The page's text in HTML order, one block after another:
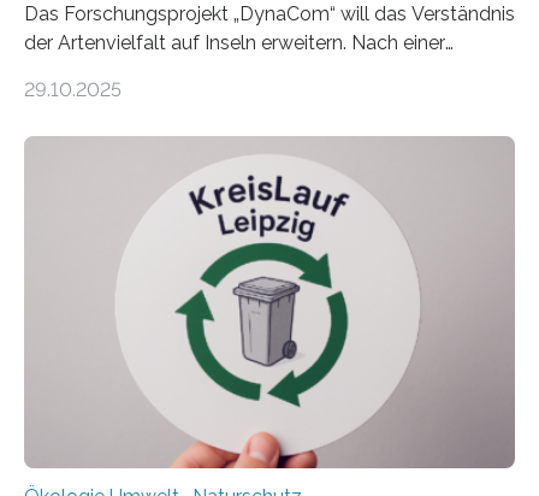
Das Forschungsprojekt „DynaCom“ will das Verständnis
der Artenvielfalt auf Inseln erweitern. Nach einer
Beobachtungen im Wattenmeer ist nun eine große
Oldenburg befassen sich insbesondere damit, wie ein
Ökosystem gedeiht – und wie sich dieser Prozess
verlässlich prognostizieren lässt. Grünes Licht für
„DynaCom“: Die Deutsche Forschungsgemeinschaft
(DFG) fördert das Anfang 2019 gestartete
Forschungsprojekt an der Universität Oldenburg für
zwei weitere Jahre mit rund 1,2 Millionen Euro. „Wir
freuen uns sehr über…
29.10.2025